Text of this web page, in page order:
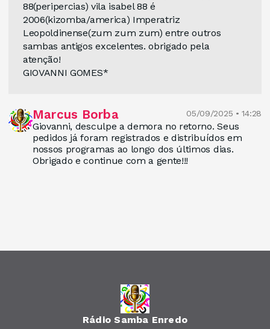
88(peripercias) vila isabel 88 é
2006(kizomba/america) Imperatriz
Leopoldinense(zum zum zum) entre outros
sambas antigos excelentes. obrigado pela
atenção!
GIOVANNI GOMES*
Marcus Borba 05/09/2025 • 14:28
Giovanni, desculpe a demora no retorno. Seus
pedidos já foram registrados e distribuídos em
nossos programas ao longo dos últimos dias.
Obrigado e continue com a gente!!!
Rádio Samba Enredo